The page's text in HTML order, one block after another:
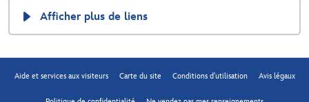
Afficher plus de liens
Aide et services aux visiteurs Carte du site Conditions d'utilisation Avis légaux